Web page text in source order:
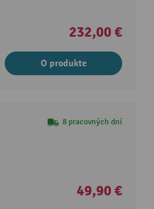
232,00 €
O produkte
8 pracovných dní
49,90 €